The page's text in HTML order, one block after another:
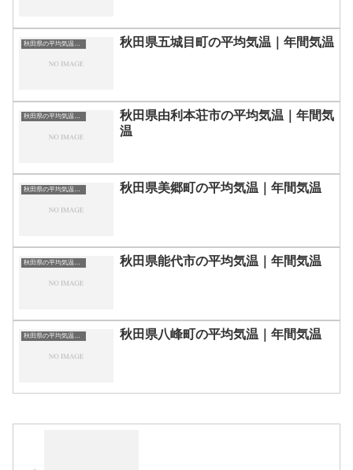
秋田県五城目町の平均気温｜年間気温
秋田県の平均気温まとめ
秋田県由利本荘市の平均気温｜年間気
温
秋田県の平均気温まとめ 秋田県美郷町の平均気温｜年間気温
秋田県の平均気温まとめ 秋田県能代市の平均気温｜年間気温
秋田県の平均気温まとめ 秋田県八峰町の平均気温｜年間気温